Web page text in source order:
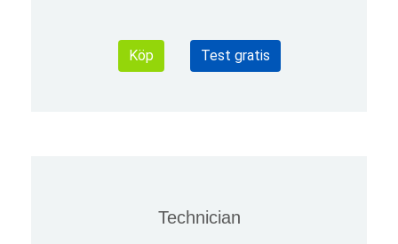
Köp Test gratis
Technician